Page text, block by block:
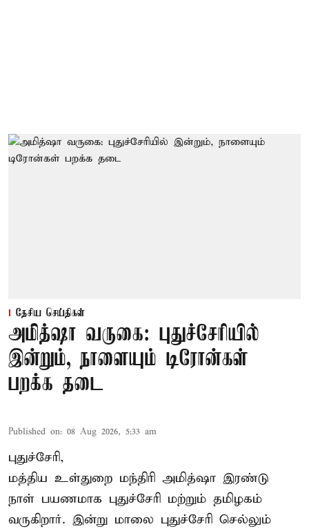
தேசிய செய்திகள்
அமித்ஷா வருகை: புதுச்சேரியில்
இன்றும், நாளையும் டிரோன்கள்
பறக்க தடை
Published on: 08 Aug 2026, 5:33 am
புதுச்சேரி,
மத்திய உள்துறை மந்திரி அமித்ஷா இரண்டு
நாள் பயணமாக புதுச்சேரி மற்றும் தமிழகம்
வருகிறார். இன்று மாலை புதுச்சேரி செல்லும்